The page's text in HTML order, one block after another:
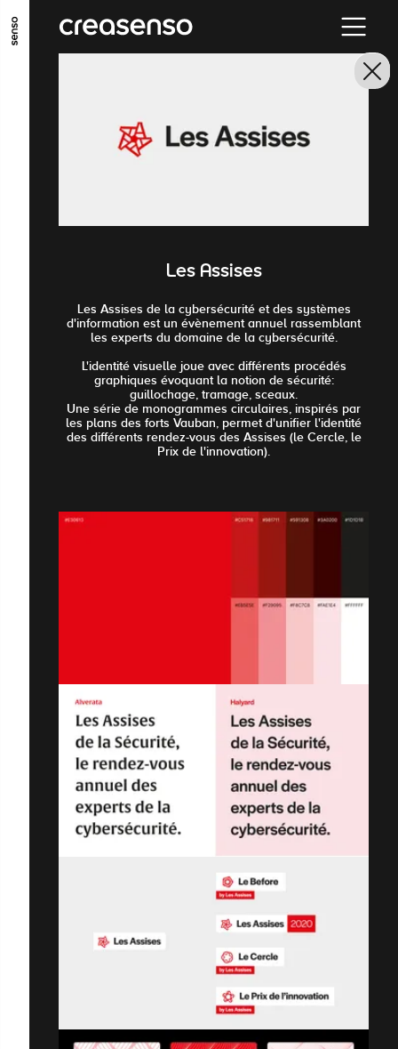
ALLER AU CONTENU PRINCIPAL
Les Assises
Les Assises de la cybersécurité et des systèmes
d'information est un évènement annuel rassemblant
les experts du domaine de la cybersécurité.
L'identité visuelle joue avec différents procédés
graphiques évoquant la notion de sécurité:
guillochage, tramage, sceaux.
Une série de monogrammes circulaires, inspirés par
les plans des forts Vauban, permet d'unifier l'identité
des différents rendez-vous des Assises (le Cercle, le
Prix de l'innovation).